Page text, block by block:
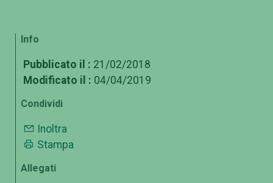
Info
Pubblicato il : 21/02/2018
Modificato il : 04/04/2019
Condividi
Inoltra
Stampa
Allegati